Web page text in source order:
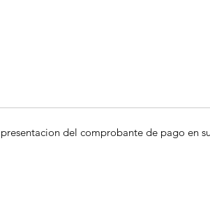
del comprobante de pago en